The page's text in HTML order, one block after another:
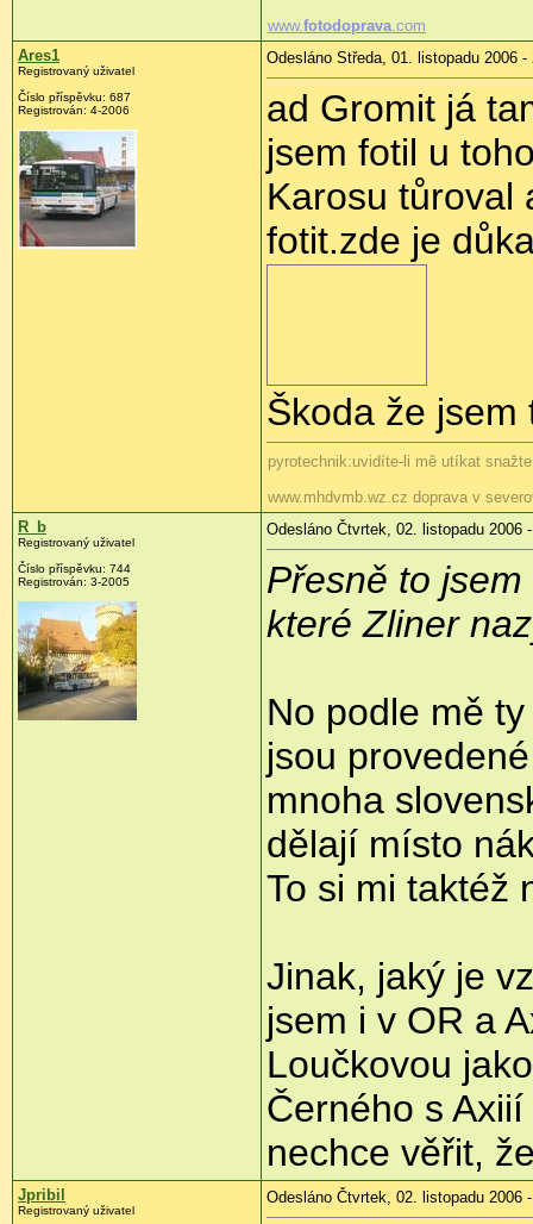
www.fotodoprava .com
Ares1
Registrovaný uživatel
Číslo příspěvku: 687
Registrován: 4-2006
Odesláno Středa, 01. listopadu 2006 -
ad Gromit já
jsem fotil u
Karosu tůroval
fotit.zde je
Škoda že jsem
pyrotechnik:uvidíte-li mě utíkat
www.mhdvmb.wz.cz doprava v
R_b
Registrovaný uživatel
Číslo příspěvku: 744
Registrován: 3-2005
Odesláno Čtvrtek, 02. listopadu 2006
Přesně to
které Zliner
No podle mě
jsou
mnoha
dělají místo
To si mi taktéž
Jinak, jaký je
jsem i v OR a
Loučkovou
Černého s
nechce věřit,
Jpribil
Registrovaný uživatel
Odesláno Čtvrtek, 02. listopadu 2006